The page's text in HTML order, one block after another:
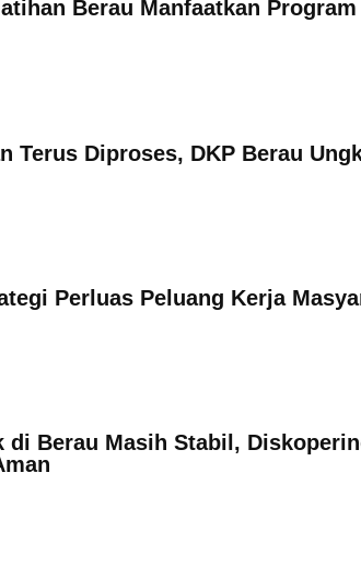
Berau Manfaatkan
Terus Diproses, DKP Berau
Perluas Peluang Kerja
di Berau Masih Stabil,